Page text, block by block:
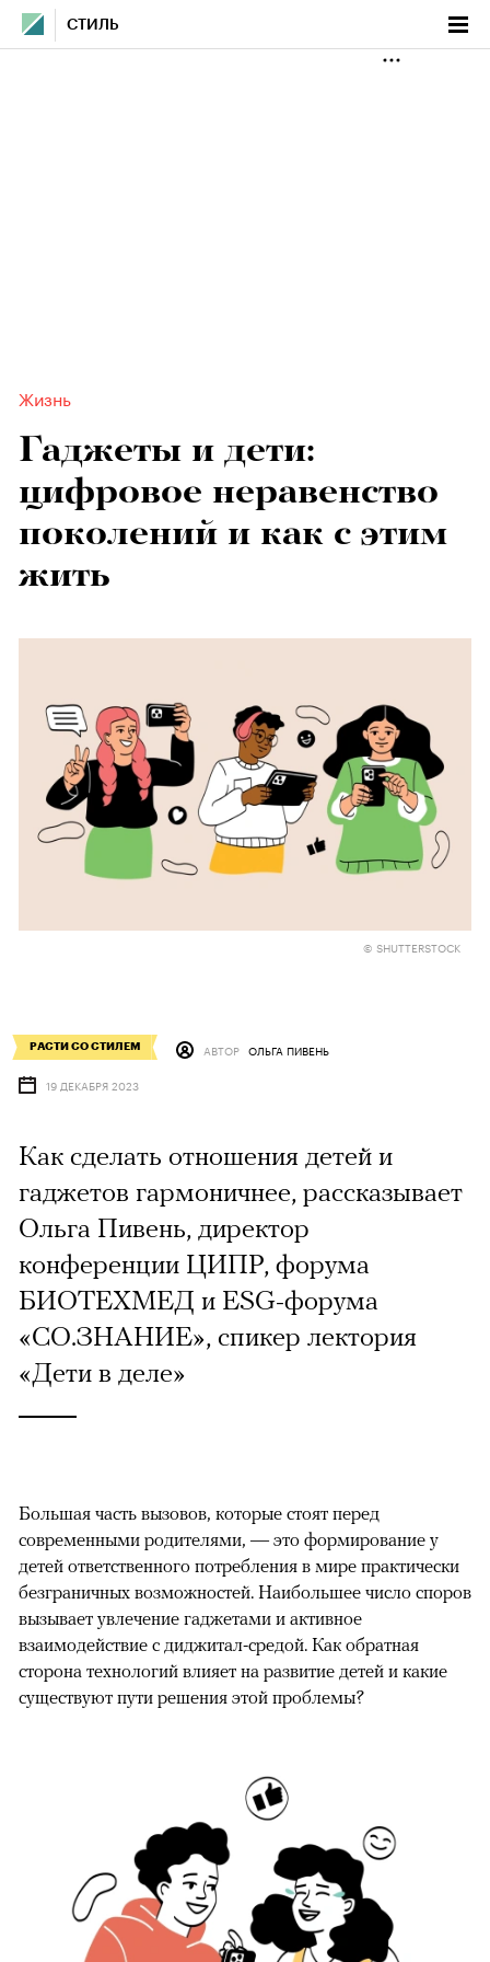
СТИЛЬ
Жизнь
Гаджеты и дети:
цифровое неравенство
поколений и как с этим
жить
© SHUTTERSTOCK
РАСТИ СО CТИЛЕМ АВТОР ОЛЬГА ПИВЕНЬ
19 ДЕКАБРЯ 2023
Как сделать отношения детей и
гаджетов гармоничнее, рассказывает
Ольга Пивень, директор
конференции ЦИПР, форума
БИОТЕХМЕД и ESG-форума
«СО.ЗНАНИЕ», спикер лектория
«Дети в деле»
Большая часть вызовов, которые стоят перед
современными родителями, — это формирование у
детей ответственного потребления в мире практически
безграничных возможностей. Наибольшее число споров
вызывает увлечение гаджетами и активное
взаимодействие с диджитал-средой. Как обратная
сторона технологий влияет на развитие детей и какие
существуют пути решения этой проблемы?